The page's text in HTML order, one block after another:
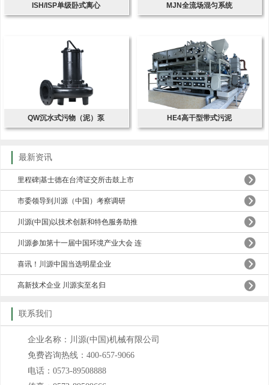
ISH/ISP单级卧式离心 MJN全流场混匀系统
QW沉水式污物（泥）泵 HE4高干型带式污泥
最新资讯
里程碑|基士德在台湾证交所击鼓上市
市委领导到川源（中国）考察调研
川源(中国)以技术创新和特色服务助推
川源参加第十一届中国环境产业大会 连
喜讯！川源中国当选明星企业
高新技术企业 川源实至名归
联系我们
企业名称：川源(中国)机械有限公司
免费咨询热线：400-657-9066
电话：0573-89508888